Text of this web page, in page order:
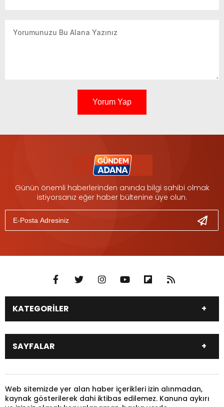
Yorum Yap
Günün önemli haberlerinden anında bilgi sahibi olmak
istiyorsanız eğer haber bültenine üye olun.
KATEGORİLER
DÜNYA
SİYASET
EKONOMİ
SAĞLIK
SPOR
TARIM
YEREL YÖNETİM
GÜNDEM
HAYVANLAR
KADIN
KONSER
SAYFALAR
Pariteler
Canlı Sonuçlar
Puan Durumu
Fikstür
Web sitemizde yer alan haber içerikleri izin alınmadan,
kaynak gösterilerek dahi iktibas edilemez. Kanuna aykırı